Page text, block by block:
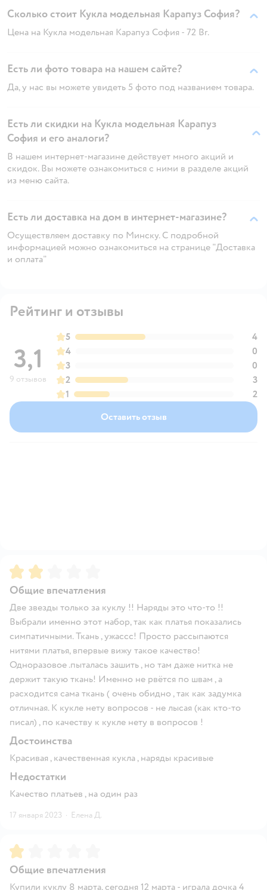
Сколько стоит Кукла модельная Карапуз София?
Цена на Кукла модельная Карапуз София - 72 Br.
Есть ли фото товара на нашем сайте?
Да, у нас вы можете увидеть 5 фото под названием товара.
Есть ли скидки на Кукла модельная Карапуз
София и его аналоги?
В нашем интернет-магазине действует много акций и
скидок. Вы можете ознакомиться с ними в разделе акций
из меню сайта.
Есть ли доставка на дом в интернет-магазине?
Осуществляем доставку по Минску. С подробной
информацией можно ознакомиться на странице "Доставка
и оплата"
Рейтинг и отзывы
3,1
9 отзывов
5
4
4
0
3
0
2
3
1
2
Оставить отзыв
Рейтинг:
Общие впечатления
Две звезды только за куклу !! Наряды это что-то !!
Выбрали именно этот набор, так как платья показались
симпатичными. Ткань , ужассс! Просто рассыпаются
нитями платья, впервые вижу такое качество!
Одноразовое .пыталась зашить , но там даже нитка не
держит такую ткань! Именно не рвётся по швам , а
расходится сама ткань ( очень обидно , так как задумка
отличная. К кукле нету вопросов - не лысая (как кто-то
писал) , по качеству к кукле нету в вопросов !
Достоинства
Красивая , качественная кукла , наряды красивые
Недостатки
Качество платьев , на один раз
17 января 2023 · Елена Д.
Рейтинг:
Общие впечатления
Купили куклу 8 марта, сегодня 12 марта - играла дочка 4